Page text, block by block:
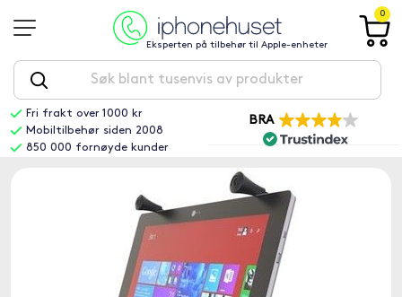
Eksperten på tilbehør til Apple-enheter
0
Fri frakt over 1000 kr
Mobiltilbehør siden 2008
850 000 fornøyde kunder
BRA